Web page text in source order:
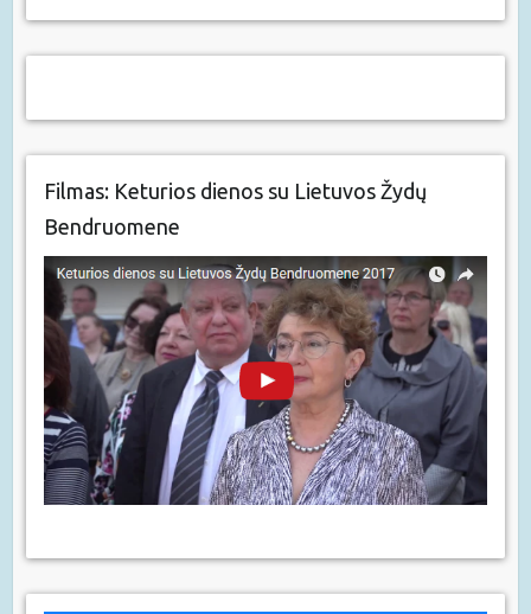
Filmas: Keturios dienos su Lietuvos Žydų
Bendruomene